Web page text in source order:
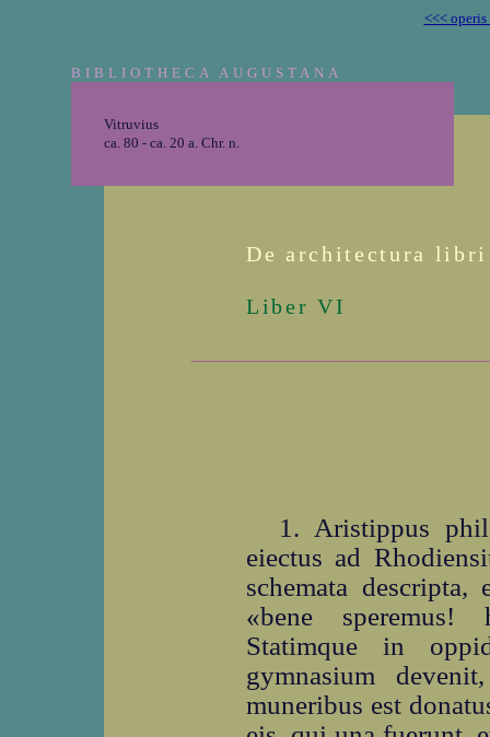
<<<
BIBLIOTHECA AUGUSTANA
Vitruvius
ca. 80 - ca. 20 a. Chr. n.
De architectura libri
Liber VI
1. Aristippus
eiectus ad
schemata
«bene
Statimque in
gymnasium
muneribus est